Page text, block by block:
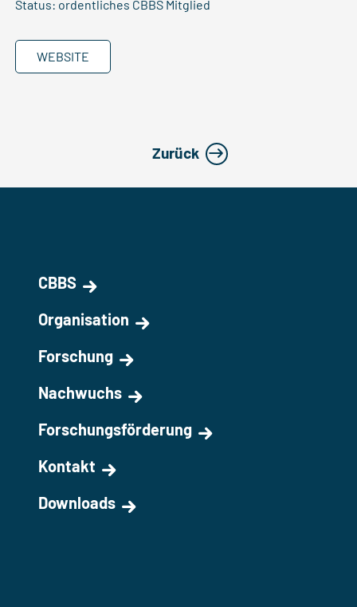
Status: ordentliches CBBS Mitglied
WEBSITE
Zurück
CBBS
Organisation
Forschung
Nachwuchs
Forschungsförderung
Kontakt
Downloads